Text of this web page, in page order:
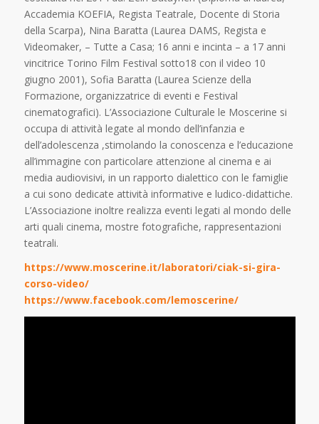
Accademia KOEFIA, Regista Teatrale, Docente di Storia
della Scarpa), Nina Baratta (Laurea DAMS, Regista e
Videomaker, – Tutte a Casa; 16 anni e incinta – a 17 anni
vincitrice Torino Film Festival sotto18 con il video 10
giugno 2001), Sofia Baratta (Laurea Scienze della
Formazione, organizzatrice di eventi e Festival
cinematografici). L’Associazione Culturale le Moscerine si
occupa di attività legate al mondo dell’infanzia e
dell’adolescenza ,stimolando la conoscenza e l’educazione
all’immagine con particolare attenzione al cinema e ai
media audiovisivi, in un rapporto dialettico con le famiglie
a cui sono dedicate attività informative e ludico-didattiche.
L’Associazione inoltre realizza eventi legati al mondo delle
arti quali cinema, mostre fotografiche, rappresentazioni
teatrali.
https://www.moscerine.it/laboratori/ciak-si-gira-
corso-video/
https://www.facebook.com/lemoscerine/